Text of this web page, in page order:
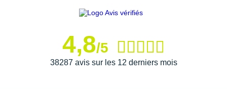
4,8/5
38287 avis sur les 12 derniers mois